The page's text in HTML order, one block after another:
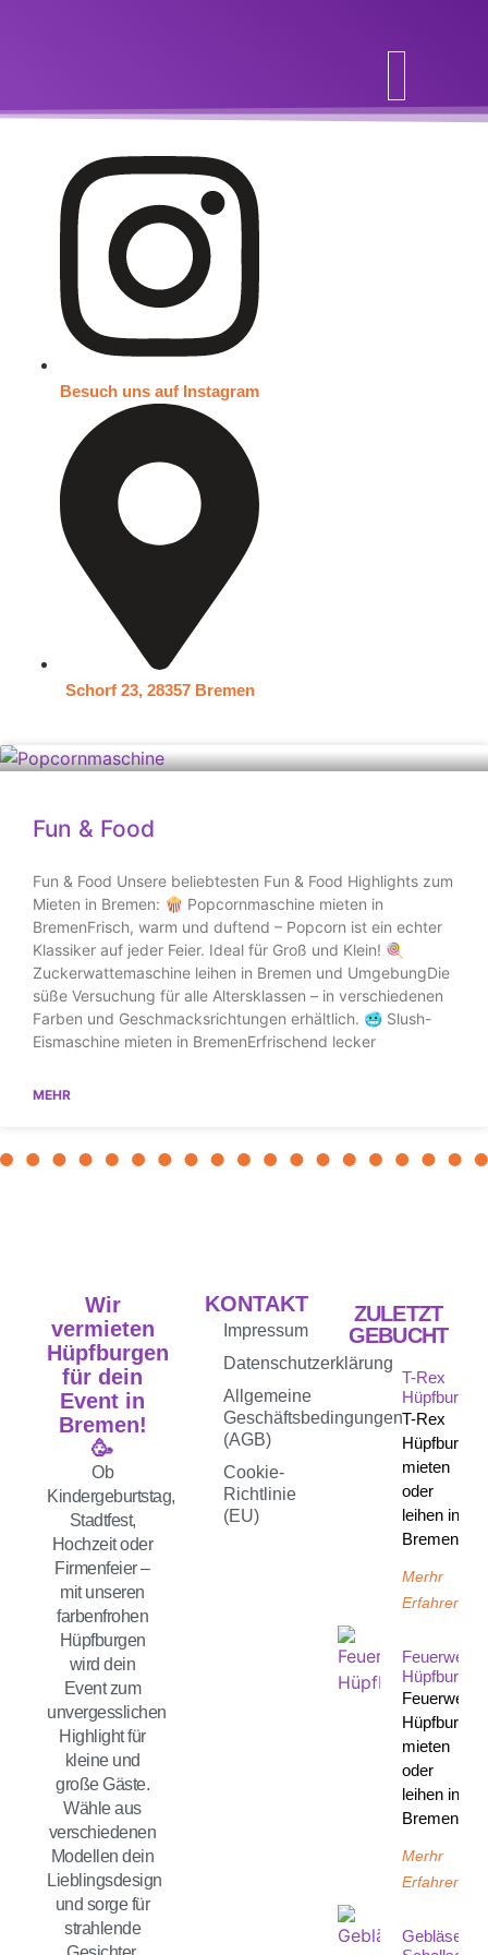
Besuch uns auf Instagram
Schorf 23, 28357 Bremen
Fun & Food
Fun & Food Unsere beliebtesten Fun & Food Highlights zum
Mieten in Bremen: 🍿 Popcornmaschine mieten in
BremenFrisch, warm und duftend – Popcorn ist ein echter
Klassiker auf jeder Feier. Ideal für Groß und Klein! 🍭
Zuckerwattemaschine leihen in Bremen und UmgebungDie
süße Versuchung für alle Altersklassen – in verschiedenen
Farben und Geschmacksrichtungen erhältlich. 🥶 Slush-
Eismaschine mieten in BremenErfrischend lecker
MEHR
Wir
vermieten
Hüpfburgen
für dein
Event in
Bremen!
🥳
Ob
Kindergeburtstag,
Stadtfest,
Hochzeit oder
Firmenfeier –
mit unseren
farbenfrohen
Hüpfburgen
wird dein
Event zum
unvergesslichen
Highlight für
kleine und
große Gäste.
Wähle aus
verschiedenen
Modellen dein
Lieblingsdesign
und sorge für
strahlende
KONTAKT
Impressum
Datenschutzerklärung
Allgemeine
Geschäftsbedingungen
(AGB)
Cookie-
Richtlinie
(EU)
ZULETZT
GEBUCHT
T-Rex
Hüpfburg
T-Rex
Hüpfburg
mieten
oder
leihen in
Bremen
Merhr
Erfahren
Feuerwehr
Hüpfburg
Feuerwehr
Hüpfburg
mieten
oder
leihen in
Bremen
Merhr
Erfahren
Gebläse